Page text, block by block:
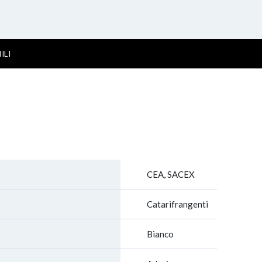
CEA, SACEX
Catarifrangenti
Bianco